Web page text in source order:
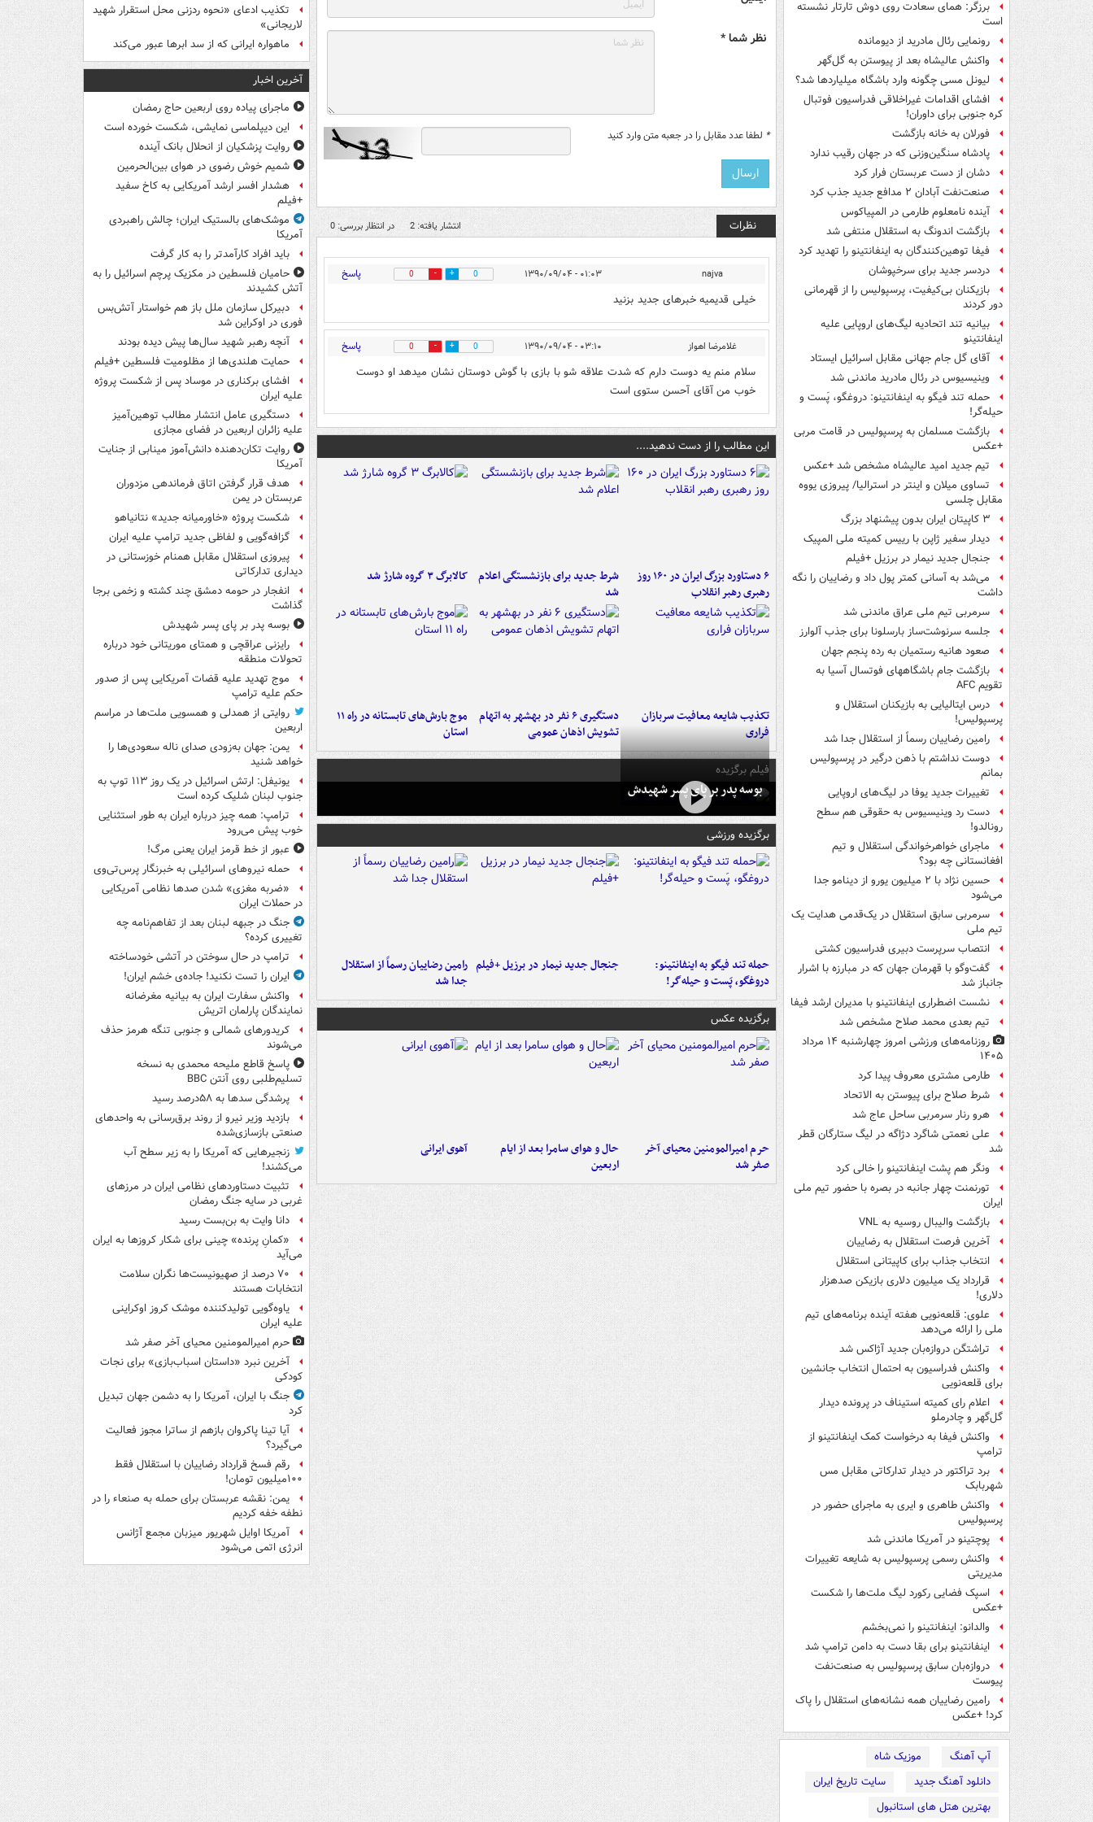
برزگر: همای سعادت روی دوش تارتار نشسته
است
رونمایی رئال مادرید از دیومانده
واکنش عالیشاه بعد از پیوستن به گل‌گهر
لیونل مسی چگونه وارد باشگاه میلیاردها شد؟
افشای اقدامات غیراخلاقی فدراسیون فوتبال
کره جنوبی برای داوران!
فورلان به خانه بازگشت
پادشاه سنگین‌وزنی که در جهان رقیب ندارد
دشان از دست عربستان فرار کرد
صنعت‌نفت آبادان ۲ مدافع جدید جذب کرد
آینده نامعلوم طارمی در المپیاکوس
بازگشت اندونگ به استقلال منتفی شد
فیفا توهین‌کنندگان به اینفانتینو را تهدید کرد
دردسر جدید برای سرخپوشان
بازیکنان بی‌کیفیت، پرسپولیس را از قهرمانی
دور کردند
بیانیه تند اتحادیه لیگ‌های اروپایی علیه
اینفانتینو
آقای گل جام جهانی مقابل اسرائیل ایستاد
وینیسیوس در رئال مادرید ماندنی شد
حمله تند فیگو به اینفانتینو: دروغگو، پَست‌ و
حیله‌گر!
بازگشت مسلمان به پرسپولیس در قامت مربی
+عکس
تیم جدید امید عالیشاه مشخص شد +عکس
تساوی میلان و اینتر در استرالیا/ پیروزی یووه
مقابل چلسی
۳ کاپیتان ایران بدون پیشنهاد بزرگ
دیدار سفیر ژاپن با رییس کمیته ملی المپیک
جنجال جدید نیمار در برزیل +فیلم
می‌شد به آسانی کمتر پول داد و رضاییان را نگه
داشت
سرمربی تیم ملی عراق ماندنی شد
جلسه سرنوشت‌ساز بارسلونا برای جذب آلوارز
صعود هانیه رستمیان به رده پنجم جهان
بازگشت جام باشگاههای فوتسال آسیا به
تقویم AFC
درس ایتالیایی‌ به بازیکنان استقلال و
پرسپولیس!
رامین رضاییان رسماً از استقلال جدا شد
دوست نداشتم با ذهن درگیر در پرسپولیس
بمانم
تغییرات جدید یوفا در لیگ‌های اروپایی
دست رد وینیسیوس به حقوقی هم سطح
رونالدو!
ماجرای خواهرخواندگی استقلال و تیم
افغانستانی چه بود؟
حسین نژاد با ۲ میلیون یورو از دینامو جدا
می‌شود
سرمربی سابق استقلال در یک‌قدمی هدایت یک
تیم ملی
انتصاب سرپرست دبیری فدراسیون کشتی
گفت‌وگو با قهرمان جهان که در مبارزه با اشرار
جانباز شد
نشست اضطراری اینفانتینو با مدیران ارشد فیفا
تیم بعدی محمد صلاح مشخص شد
روزنامه‌های ورزشی امروز چهارشنبه ۱۴ مرداد
۱۴۰۵
طارمی مشتری معروف پیدا کرد
شرط صلاح برای پیوستن به الاتحاد
هرو رنار سرمربی ساحل عاج شد
علی نعمتی شاگرد دژاگه در لیگ ستارگان قطر
شد
ونگر هم پشت اینفانتینو را خالی کرد
تورنمنت چهار جانبه در بصره با حضور تیم ملی
ایران
بازگشت والیبال روسیه به VNL
آخرین فرصت استقلال به رضاییان
انتخاب جذاب برای کاپیتانی استقلال
قرارداد یک میلیون دلاری بازیکن صدهزار
دلاری!
علوی: قلعه‌نویی هفته آینده برنامه‌های تیم
ملی را ارائه می‌دهد
تراِشتگن دروازه‌بان جدید آژاکس شد
واکنش فدراسیون به احتمال انتخاب جانشین
برای قلعه‌نویی
اعلام رای کمیته استیناف در پرونده دیدار
گل‌گهر و چادرملو
واکنش فیفا به درخواست کمک اینفانتینو از
ترامپ
برد تراکتور در دیدار تدارکاتی مقابل مس
شهربابک
واکنش طاهری و ایری به ماجرای حضور در
پرسپولیس
پوچتینو در آمریکا ماندنی شد
واکنش رسمی پرسپولیس به شایعه تغییرات
مدیریتی
اسپک فضایی رکورد لیگ ملت‌ها را شکست
+عکس
والدانو: اینفانتینو را نمی‌بخشم
اینفانتینو برای بقا دست به دامن ترامپ شد
دروازه‌بان سابق پرسپولیس به صنعت‌نفت
پیوست
رامین رضاییان همه نشانه‌های استقلال را پاک
کرد! +عکس
آپ آهنگ
موزیک شاه
دانلود آهنگ جدید
سایت تاریخ ایران
بهترین هتل های استانبول
نظر شما *
* لطفا عدد مقابل را در جعبه متن وارد کنید
نظرات انتشار یافته: 2 در انتظار بررسی: 0
najva ۰۱:۰۳ - ۱۳۹۰/۰۹/۰۴ 0
0 پاسخ
خیلی قدیمیه خبرهای جدید بزنید
غلامرضا اهواز ۰۳:۱۰ - ۱۳۹۰/۰۹/۰۴ 0
0 پاسخ
سلام منم یه دوست دارم که شدت علاقه شو با بازی با گوش دوستان نشان میدهد او دوست
خوب من آقای آحسن ستوی است
این مطالب را از دست ندهید....
۶ دستاورد بزرگ ایران در ۱۶۰ روز
رهبری رهبر انقلاب
شرط جدید برای بازنشستگی اعلام
شد
کالابرگ ۳ گروه شارژ شد
تکذیب شایعه معافیت سربازان
فراری
دستگیری ۶ نفر در بهشهر به اتهام
تشویش اذهان عمومی
موج بارش‌های تابستانه در راه ۱۱
استان
فیلم برگزیده
بوسه‌ پدر بر پای پسر شهیدش
برگزیده ورزشی
حمله تند فیگو به اینفانتینو:
دروغگو، پَست‌ و حیله‌گر!
جنجال جدید نیمار در برزیل +فیلم رامین رضاییان رسماً از استقلال
جدا شد
برگزیده عکس
حرم امیرالمومنین محیای آخر
صفر شد
حال و هوای سامرا بعد از ایام
اربعین
آهوی ایرانی
تکذیب ادعای «نحوه ردزنی محل استقرار شهید
لاریجانی»
ماهواره ایرانی که از سد ابرها عبور می‌کند
آخرین اخبار
ماجرای پیاده روی اربعین حاج رمضان
این دیپلماسی نمایشی، شکست خورده است
روایت پزشکیان از انحلال بانک آینده
شمیم خوش رضوی در هوای بین‌الحرمین
هشدار افسر ارشد آمریکایی به کاخ سفید
+فیلم
موشک‌های بالستیک ایران؛ چالش راهبردی
آمریکا
باید افراد کارآمدتر را به کار گرفت
حامیان فلسطین در مکزیک پرچم اسرائیل را به
آتش کشیدند
دبیرکل سازمان ملل باز هم خواستار آتش‌بس
فوری در اوکراین شد
آنچه رهبر شهید سال‌ها پیش دیده بودند
حمایت هلندی‌ها از مظلومیت فلسطین +فیلم
افشای برکناری در موساد پس از شکست پروژه
علیه ایران
دستگیری عامل انتشار مطالب توهین‌آمیز
علیه زائران اربعین در فضای مجازی
روایت تکان‌دهنده دانش‌آموز مینابی از جنایت
آمریکا
هدف قرار گرفتن اتاق‌ فرماندهی مزدوران
عربستان در یمن
شکست پروژه «خاورمیانه جدید» نتانیاهو
گزافه‌گویی و لفاظی جدید ترامپ علیه ایران
پیروزی استقلال مقابل همنام خوزستانی در
دیداری تدارکاتی
انفجار در حومه دمشق چند کشته و زخمی برجا
گذاشت
بوسه‌ پدر بر پای پسر شهیدش
رایزنی عراقچی و همتای موریتانی خود درباره
تحولات منطقه
موج تهدید علیه قضات آمریکایی پس از صدور
حکم علیه ترامپ
روایتی از همدلی و همسویی ملت‌ها در مراسم
اربعین
یمن: جهان به‌زودی صدای ناله سعودی‌ها را
خواهد شنید
یونیفل: ارتش اسرائیل در یک روز ۱۱۳ توپ به
جنوب لبنان شلیک کرده است
ترامپ: همه چیز درباره ایران به طور استثنایی
خوب پیش می‌رود
عبور از خط قرمز ایران یعنی مرگ!
حمله نیروهای اسرائیلی به خبرنگار پرس‌تی‌وی
«ضربه مغزی» شدن صدها نظامی آمریکایی
در حملات ایران
جنگ در جبهه لبنان بعد از تفاهم‌نامه چه
تغییری کرده؟
ترامپ در حال سوختن در آتشی خودساخته
ایران را تست نکنید! جاده‌ی خشم ایران!
واکنش سفارت ایران به بیانیه مغرضانه
نمایندگان پارلمان اتریش
کریدورهای شمالی و جنوبی تنگه هرمز حذف
می‌شوند
پاسخ قاطع ملیحه محمدی به نسخه
تسلیم‌طلبی روی آنتن BBC
پرشدگی سدها به ۵۸درصد رسید
بازدید وزیر نیرو از روند برق‌رسانی به واحدهای
صنعتی بازسازی‌شده
زنجیرهایی که آمریکا را به زیر سطح آب
می‌کشند!
تثبیت دستاوردهای نظامی ایران در مرزهای
غربی در سایه جنگ رمضان
دانا وایت به بن‌بست رسید
«کمانِ پرنده» چینی برای شکار کروزها به ایران
می‌آید
۷۰ درصد از صهیونیست‌ها نگران سلامت
انتخابات هستند
یاوه‌گویی تولیدکننده موشک کروز اوکراینی
علیه ایران
حرم امیرالمومنین محیای آخر صفر شد
آخرین نبرد «داستان اسباب‌بازی» برای نجات
کودکی
جنگ با ایران، آمریکا را به دشمن جهان تبدیل
کرد
آیا تینا پاکروان بازهم از ساترا مجوز فعالیت
می‌گیرد؟
رقم فسخ قرارداد رضاییان با استقلال فقط
۱۰۰میلیون تومان!
یمن: نقشه عربستان برای حمله به صنعاء را در
نطفه خفه کردیم
آمریکا اوایل شهریور میزبان مجمع آژانس
انرژی اتمی می‌شود